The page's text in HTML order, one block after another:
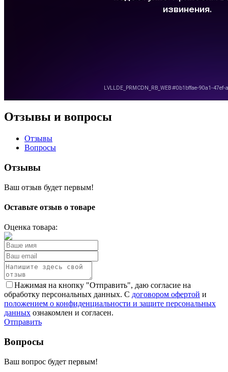
Отзывы и вопросы
Отзывы
Вопросы
Отзывы
Ваш отзыв будет первым!
Оставьте отзыв о товаре
Оценка товара:
Нажимая на кнопку "Отправить", даю согласие на
обработку персональных данных. С договором офертой и
положением о конфиденциальности и защите персональных
данных ознакомлен и согласен.
Отправить
Вопросы
Ваш вопрос будет первым!